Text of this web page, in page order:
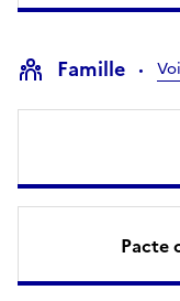
Famille
Pacte